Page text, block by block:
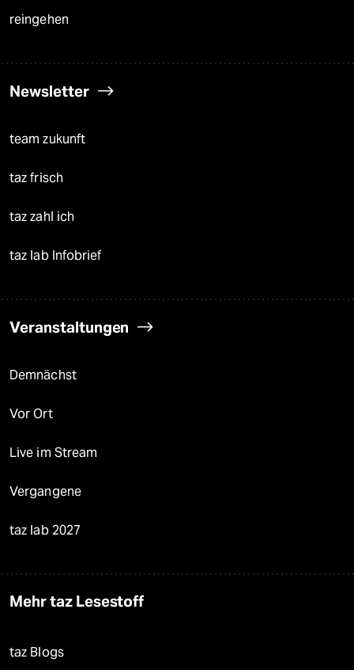
reingehen
Newsletter
team zukunft
taz frisch
taz zahl ich
taz lab Infobrief
Veranstaltungen
Demnächst
Vor Ort
Live im Stream
Vergangene
taz lab 2027
Mehr taz Lesestoff
taz Blogs